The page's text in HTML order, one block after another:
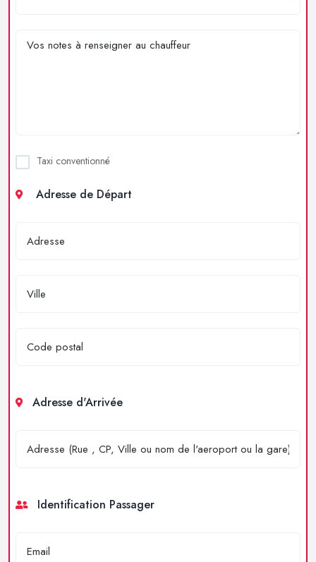
Taxi conventionné
Adresse de Départ
Adresse d'Arrivée
Identification Passager